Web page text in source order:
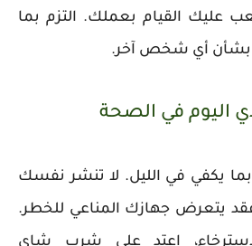
عليك القيام بعملك. التزم بما
بشأن أي شخص آخر.
اليوم في الصحة
بما يكفي في الليل. لا تنشر نفسك
يتعرض جهازك المناعي للخطر.
اعتد على شرب شاي